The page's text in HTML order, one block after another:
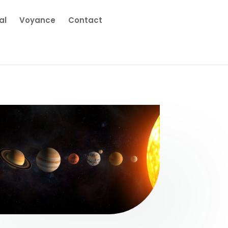
Voyance Contact